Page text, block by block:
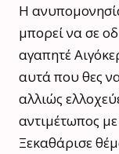
Η
μπορεί να σε
αγαπητέ
αυτά που θες
αλλιώς
αντιμέτωπος
Ξεκαθάρισε